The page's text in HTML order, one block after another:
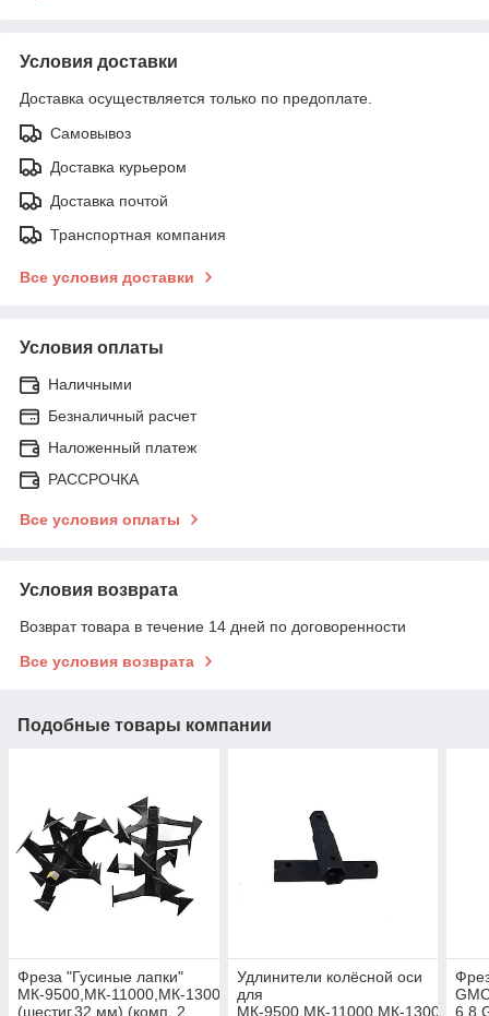
Условия доставки
Доставка осуществляется только по предоплате.
Самовывоз
Доставка курьером
Доставка почтой
Транспортная компания
Все условия доставки
Условия оплаты
Наличными
Безналичный расчет
Наложенный платеж
РАССРОЧКА
Все условия оплаты
Условия возврата
Возврат товара в течение 14 дней по договоренности
Все условия возврата
Подобные товары компании
Фреза "Гусиные лапки"
МК-9500,МК-11000,МК-13000,МК-15000
(шестиг.32 мм) (комп. 2
Удлинители колёсной оси
для
МК-9500,МК-11000,МК-13000,МК-